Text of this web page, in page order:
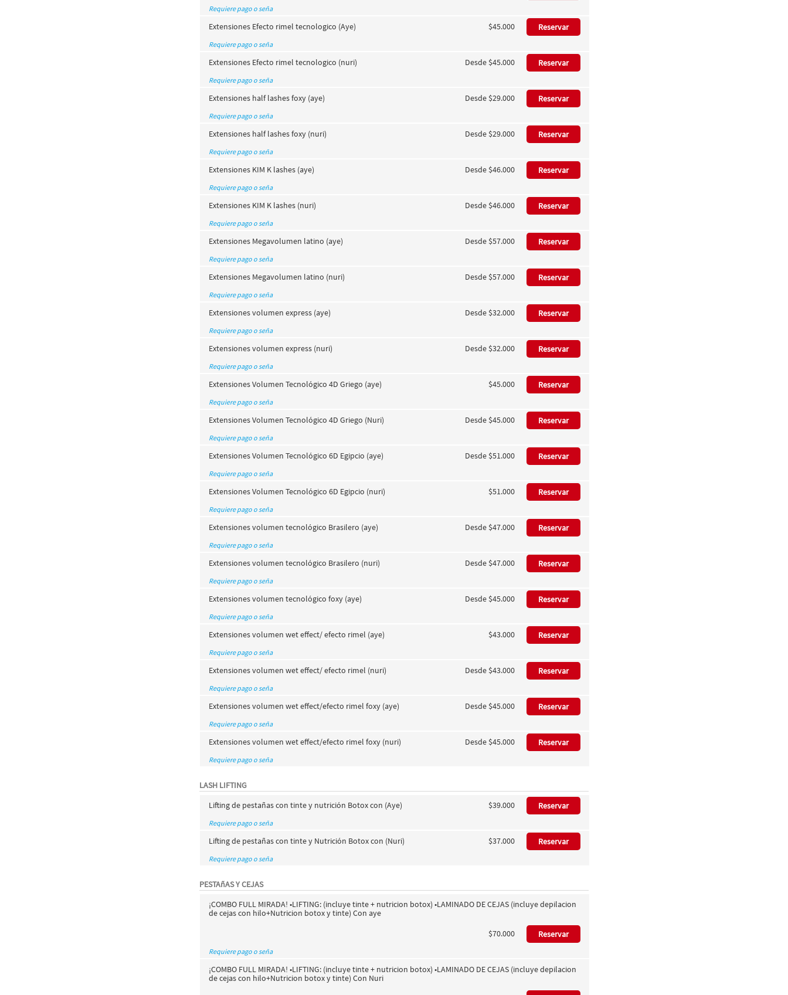
Requiere pago o seña
Extensiones Efecto rimel tecnologico (Aye) $45.000 Reservar
Requiere pago o seña
Extensiones Efecto rimel tecnologico (nuri) Desde $45.000 Reservar
Requiere pago o seña
Extensiones half lashes foxy (aye) Desde $29.000 Reservar
Requiere pago o seña
Extensiones half lashes foxy (nuri) Desde $29.000 Reservar
Requiere pago o seña
Extensiones KIM K lashes (aye) Desde $46.000 Reservar
Requiere pago o seña
Extensiones KIM K lashes (nuri) Desde $46.000 Reservar
Requiere pago o seña
Extensiones Megavolumen latino (aye) Desde $57.000 Reservar
Requiere pago o seña
Extensiones Megavolumen latino (nuri) Desde $57.000 Reservar
Requiere pago o seña
Extensiones volumen express (aye) Desde $32.000 Reservar
Requiere pago o seña
Extensiones volumen express (nuri) Desde $32.000 Reservar
Requiere pago o seña
Extensiones Volumen Tecnológico 4D Griego (aye) $45.000 Reservar
Requiere pago o seña
Extensiones Volumen Tecnológico 4D Griego (Nuri) Desde $45.000 Reservar
Requiere pago o seña
Extensiones Volumen Tecnológico 6D Egipcio (aye) Desde $51.000 Reservar
Requiere pago o seña
Extensiones Volumen Tecnológico 6D Egipcio (nuri) $51.000 Reservar
Requiere pago o seña
Extensiones volumen tecnológico Brasilero (aye) Desde $47.000 Reservar
Requiere pago o seña
Extensiones volumen tecnológico Brasilero (nuri) Desde $47.000 Reservar
Requiere pago o seña
Extensiones volumen tecnológico foxy (aye) Desde $45.000 Reservar
Requiere pago o seña
Extensiones volumen wet effect/ efecto rimel (aye) $43.000 Reservar
Requiere pago o seña
Extensiones volumen wet effect/ efecto rimel (nuri) Desde $43.000 Reservar
Requiere pago o seña
Extensiones volumen wet effect/efecto rimel foxy (aye) Desde $45.000 Reservar
Requiere pago o seña
Extensiones volumen wet effect/efecto rimel foxy (nuri) Desde $45.000 Reservar
Requiere pago o seña
LASH LIFTING
Lifting de pestañas con tinte y nutrición Botox con (Aye)
$39.000 Reservar
Requiere pago o seña
Lifting de pestañas con tinte y Nutrición Botox con (Nuri) $37.000 Reservar
Requiere pago o seña
PESTAñAS Y CEJAS
¡COMBO FULL MIRADA! •LIFTING: (incluye tinte + nutricion botox) •LAMINADO DE CEJAS (incluye depilacion
de cejas con hilo+Nutricion botox y tinte) Con aye
$70.000
Reservar
Requiere pago o seña
¡COMBO FULL MIRADA! •LIFTING: (incluye tinte + nutricion botox) •LAMINADO DE CEJAS (incluye depilacion
de cejas con hilo+Nutricion botox y tinte) Con Nuri